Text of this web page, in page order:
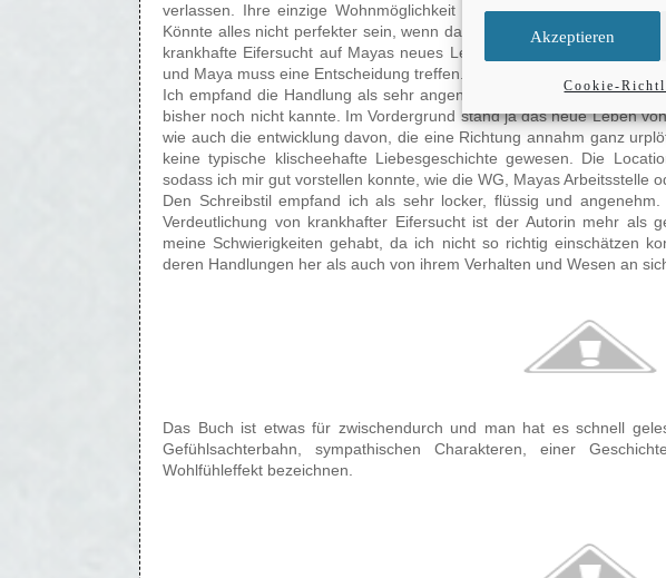
Akzeptieren
Cookie-
verlassen. Ihre einzige Wohnmöglichkeit ist eine WG, die nicht
Könnte alles nicht perfekter sein, wenn da nicht ihr Freund Richard
krankhafte Eifersucht auf Mayas neues Leben und dessen
und Maya muss eine Entscheidung treffen. Wie sie sich entscheidet
Ich empfand die Handlung als sehr angenehm und kitschig, aber
bisher noch nicht kannte. Im Vordergrund stand ja das neue Leben
wie auch die entwicklung davon, die eine Richtung annahm ganz
keine typische klischeehafte Liebesgeschichte gewesen. Die
sodass ich mir gut vorstellen konnte, wie die WG, Mayas Arbeitsstelle
Den Schreibstil empfand ich als sehr locker, flüssig und
Verdeutlichung von krankhafter Eifersucht ist der Autorin mehr als
meine Schwierigkeiten gehabt, da ich nicht so richtig einschätzen
deren Handlungen her als auch von ihrem Verhalten und Wesen an
Das Buch ist etwas für zwischendurch und man hat es schnell
Gefühlsachterbahn, sympathischen Charakteren, einer
Wohlfühleffekt bezeichnen.